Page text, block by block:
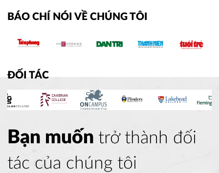
BÁO CHÍ NÓI VỀ CHÚNG TÔI
ĐỐI TÁC
Bạn muốn trở thành đối
tác của chúng tôi